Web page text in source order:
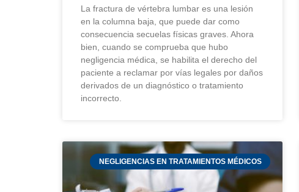
La fractura de vértebra lumbar es una lesión
en la columna baja, que puede dar como
consecuencia secuelas físicas graves. Ahora
bien, cuando se comprueba que hubo
negligencia médica, se habilita el derecho del
paciente a reclamar por vías legales por daños
derivados de un diagnóstico o tratamiento
incorrecto.
NEGLIGENCIAS EN TRATAMIENTOS MÉDICOS